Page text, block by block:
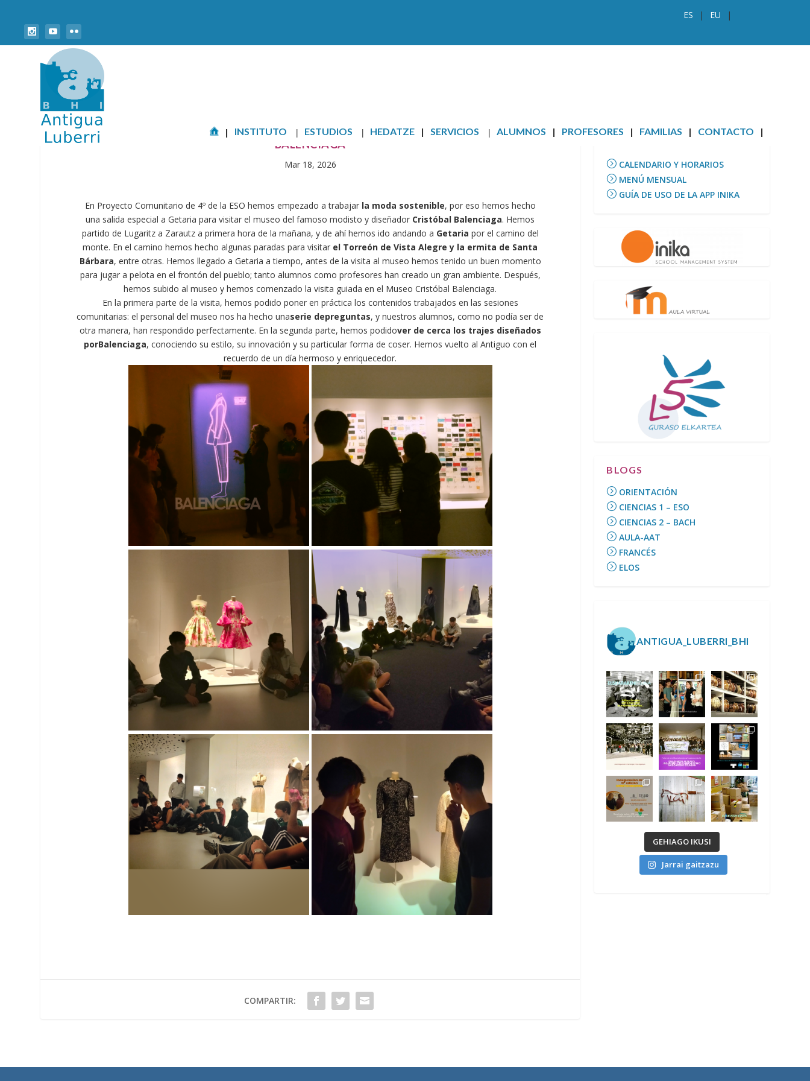
EU
ES
INSTITUTO ESTUDIOS HEDATZE SERVICIOS ALUMNOS PROFESORES FAMILIAS CONTACTO
BALENCIAGA
Mar 18, 2026
En Proyecto Comunitario de 4º de la ESO hemos empezado a trabajar la moda sostenible, por eso hemos hecho
una salida especial a Getaria para visitar el museo del famoso modisto y diseñador Cristóbal Balenciaga. Hemos
partido de Lugaritz a Zarautz a primera hora de la mañana, y de ahí hemos ido andando a Getaria por el camino del
monte. En el camino hemos hecho algunas paradas para visitar el Torreón de Vista Alegre y la ermita de Santa
Bárbara, entre otras. Hemos llegado a Getaria a tiempo, antes de la visita al museo hemos tenido un buen momento
para jugar a pelota en el frontón del pueblo; tanto alumnos como profesores han creado un gran ambiente. Después,
hemos subido al museo y hemos comenzado la visita guiada en el Museo Cristóbal Balenciaga.
En la primera parte de la visita, hemos podido poner en práctica los contenidos trabajados en las sesiones
comunitarias: el personal del museo nos ha hecho unaserie depreguntas, y nuestros alumnos, como no podía ser de
otra manera, han respondido perfectamente. En la segunda parte, hemos podidover de cerca los trajes diseñados
porBalenciaga, conociendo su estilo, su innovación y su particular forma de coser. Hemos vuelto al Antiguo con el
recuerdo de un día hermoso y enriquecedor.
COMPARTIR:
CALENDARIO Y HORARIOS
MENÚ MENSUAL
GUÍA DE USO DE LA APP INIKA
BLOGS
ORIENTACIÓN
CIENCIAS 1 – ESO
CIENCIAS 2 – BACH
AULA-AAT
FRANCÉS
ELOS
ANTIGUA_LUBERRI_BHI
GEHIAGO IKUSI
Jarrai gaitzazu